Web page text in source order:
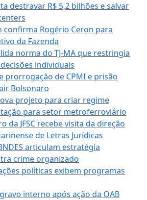
destravar R$ 5,2 bilhões e salvar
Rogério Ceron para
da Fazenda
norma do TJ-MA que restringia
individuais
prorrogação de CPMI e prisão
Bolsonaro
projeto para criar regime
para setor metroferroviário
da JFSC recebe visita da direção
de Letras Jurídicas
articulam estratégia
crime organizado
políticas exibem programas
interno após ação da OAB